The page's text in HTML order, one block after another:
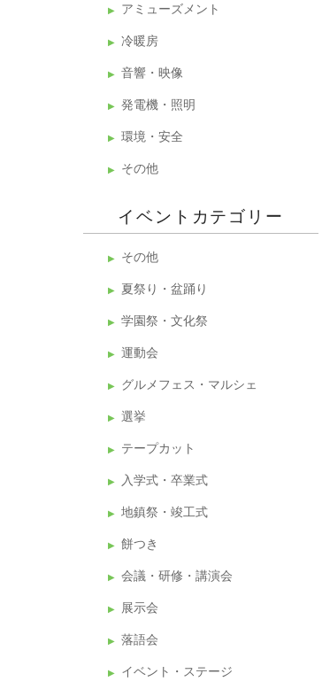
アミューズメント
冷暖房
音響・映像
発電機・照明
環境・安全
その他
イベントカテゴリー
その他
夏祭り・盆踊り
学園祭・文化祭
運動会
グルメフェス・マルシェ
選挙
テープカット
入学式・卒業式
地鎮祭・竣工式
餅つき
会議・研修・講演会
展示会
落語会
イベント・ステージ